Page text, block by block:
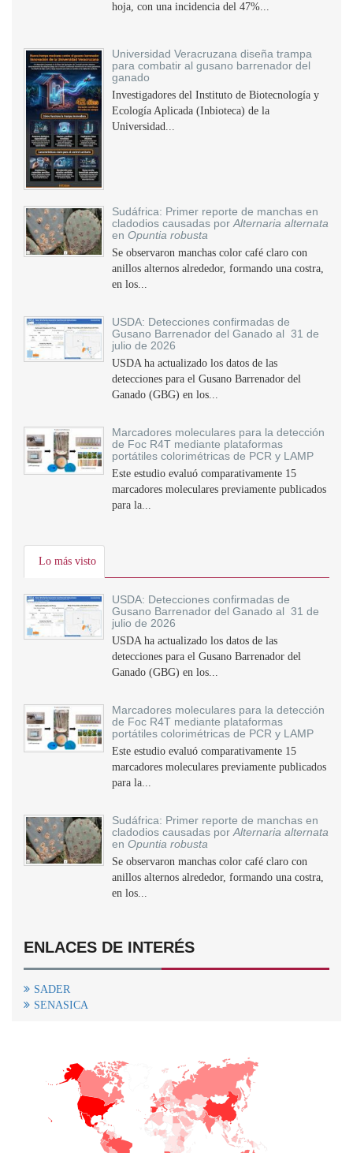
hoja, con una incidencia del 47%...
Universidad Veracruzana diseña trampa
para combatir al gusano barrenador del
ganado
Investigadores del Instituto de Biotecnología y
Ecología Aplicada (Inbioteca) de la
Universidad...
Sudáfrica: Primer reporte de manchas en
cladodios causadas por Alternaria alternata
en Opuntia robusta
Se observaron manchas color café claro con
anillos alternos alrededor, formando una costra,
en los...
USDA: Detecciones confirmadas de
Gusano Barrenador del Ganado al 31 de
julio de 2026
USDA ha actualizado los datos de las
detecciones para el Gusano Barrenador del
Ganado (GBG) en los...
Marcadores moleculares para la detección
de Foc R4T mediante plataformas
portátiles colorimétricas de PCR y LAMP
Este estudio evaluó comparativamente 15
marcadores moleculares previamente publicados
para la...
Lo más visto
USDA: Detecciones confirmadas de
Gusano Barrenador del Ganado al 31 de
julio de 2026
USDA ha actualizado los datos de las
detecciones para el Gusano Barrenador del
Ganado (GBG) en los...
Marcadores moleculares para la detección
de Foc R4T mediante plataformas
portátiles colorimétricas de PCR y LAMP
Este estudio evaluó comparativamente 15
marcadores moleculares previamente publicados
para la...
Sudáfrica: Primer reporte de manchas en
cladodios causadas por Alternaria alternata
en Opuntia robusta
Se observaron manchas color café claro con
anillos alternos alrededor, formando una costra,
en los...
ENLACES DE INTERÉS
SADER
SENASICA